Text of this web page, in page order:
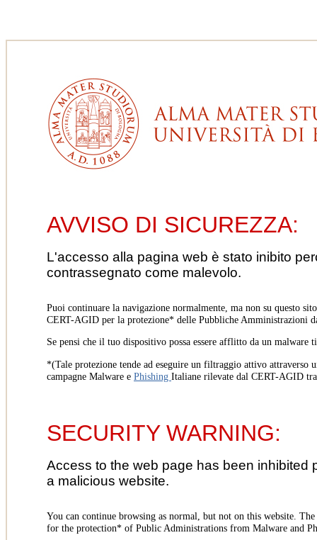
AVVISO DI SICUREZZA:
L'accesso alla pagina web è stato inibito
contrassegnato come malevolo.
Puoi continuare la navigazione normalmente, ma non su questo
CERT-AGID per la protezione* delle Pubbliche Amministrazioni
Se pensi che il tuo dispositivo possa essere afflitto da un
*(Tale protezione tende ad eseguire un filtraggio attivo
campagne Malware e Phishing Italiane rilevate dal CERT-AGID
SECURITY WARNING:
Access to the web page has been
a malicious website.
You can continue browsing as normal, but not on this website.
for the protection* of Public Administrations from Malware and